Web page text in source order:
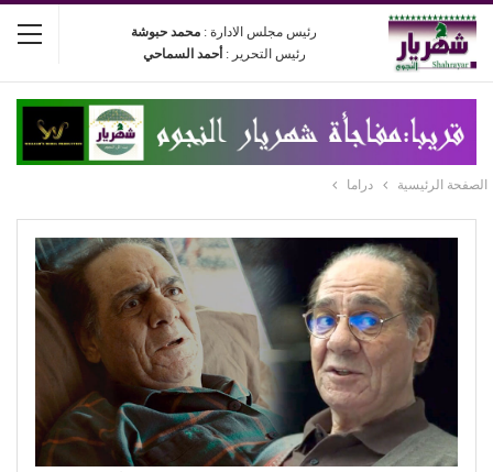
رئيس مجلس الادارة : محمد حبوشة
رئيس التحرير : أحمد السماحي
الصفحة الرئيسية دراما